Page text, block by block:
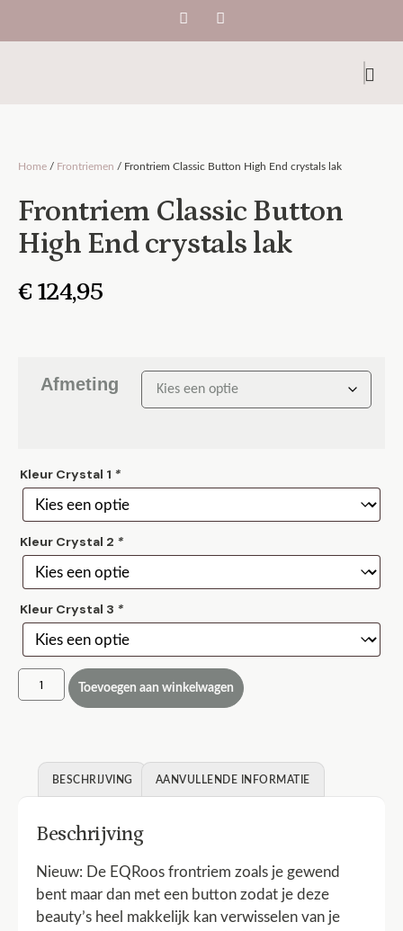
Home / Frontriemen / Frontriem Classic Button High End crystals lak
Frontriem Classic Button
High End crystals lak
€ 124,95
Afmeting
Kleur Crystal 1 *
Kleur Crystal 2 *
Kleur Crystal 3 *
Toevoegen aan winkelwagen
BESCHRIJVING AANVULLENDE INFORMATIE
Beschrijving
Nieuw: De EQRoos frontriem zoals je gewend
bent maar dan met een button zodat je deze
beauty’s heel makkelijk kan verwisselen van je